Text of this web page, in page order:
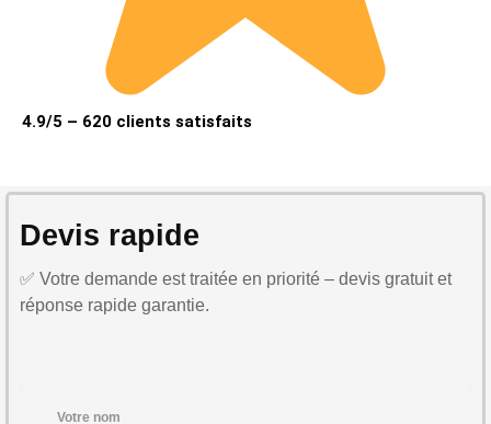
4.9/5 – 620 clients satisfaits
Devis rapide
✅ Votre demande est traitée en priorité – devis gratuit et
réponse rapide garantie.
Votre nom